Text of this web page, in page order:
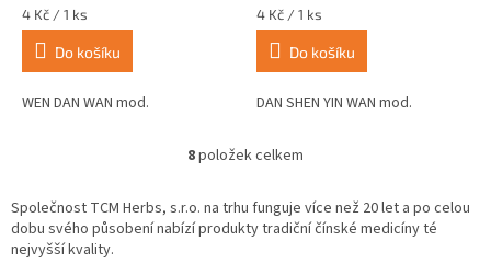
Měrná
cena:
4 Kč / 1 ks
Do košíku
WEN DAN WAN mod.
Měrná
cena:
4 Kč / 1 ks
Do košíku
DAN SHEN YIN WAN mod.
O
l
á
8položek celkem
Společnost TCM Herbs, s.r.o. na trhu funguje více než 20 let a po celou
dobu svého působení nabízí produkty tradiční čínské medicíny té
nejvyšší kvality.